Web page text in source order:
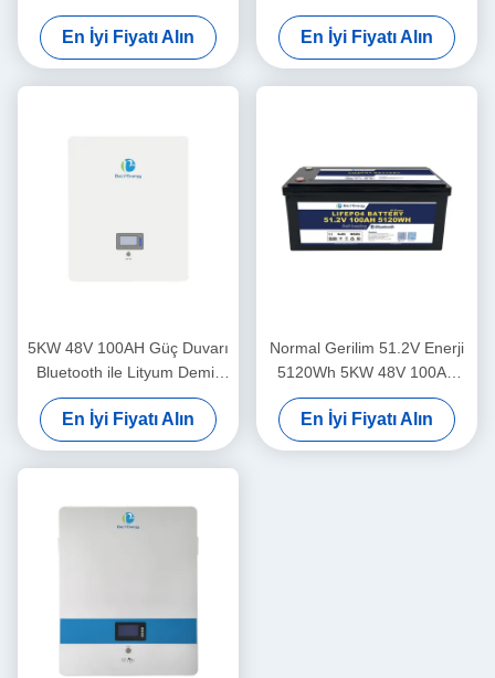
IP65 kablo
En İyi Fiyatı Alın
LiFePO4 pil paketi
En İyi Fiyatı Alın
5KW 48V 100AH Güç Duvarı
Bluetooth ile Lityum Demir
Fosfat Pil
En İyi Fiyatı Alın
Normal Gerilim 51.2V Enerji
5120Wh 5KW 48V 100AH
LiFePO4 Pil, İsteğe Bağlı
Bluetooth ve Kendiliğinden
Isıtma Özelliği
En İyi Fiyatı Alın